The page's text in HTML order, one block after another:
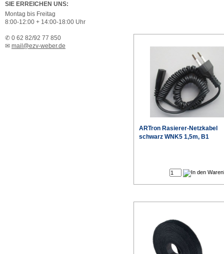
SIE ERREICHEN UNS:
Montag bis Freitag
8:00-12:00 + 14:00-18:00 Uhr
✆ 0 62 82/92 77 850
✉ mail@ezv-weber.de
ARTron Rasierer-Netzkabel
schwarz WNK5 1,5m, B1